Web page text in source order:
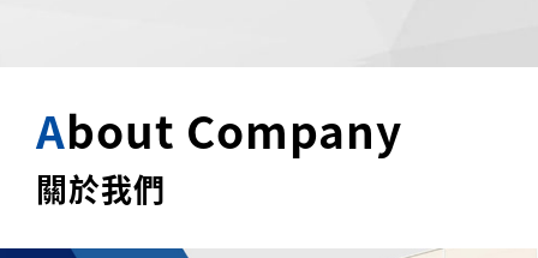
About Company
關於我們